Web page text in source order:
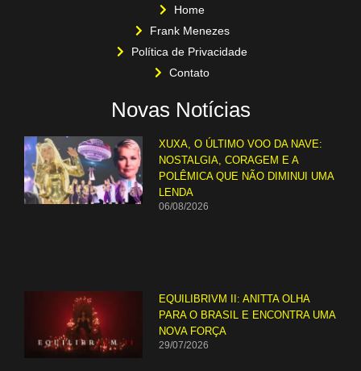
Home
Frank Menezes
Política de Privacidade
Contato
Novas Notícias
XUXA, O ÚLTIMO VOO DA NAVE:
NOSTALGIA, CORAGEM E A
POLÊMICA QUE NÃO DIMINUI UMA
LENDA
06/08/2026
EQUILIBRIVM II: ANITTA OLHA
PARA O BRASIL E ENCONTRA UMA
NOVA FORÇA
29/07/2026